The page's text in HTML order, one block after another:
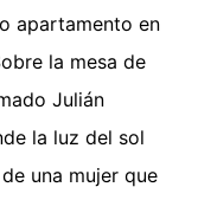
apartamento en
la mesa de
Julián
la luz del sol
una mujer que